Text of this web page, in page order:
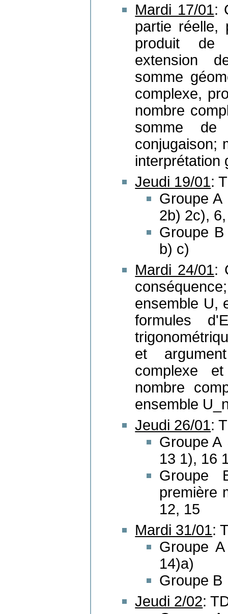
Mardi 17/01:
partie réelle,
produit de
extension
somme
complexe,
nombre
somme de
conjugaison;
interprétation
Jeudi 19/01:
Groupe
2b) 2c),
Groupe
b) c)
Mardi 24/01:
ensemble U,
formules
et
complexe
nombre
ensemble
Jeudi 26/01:
Groupe
13 1), 16
Groupe
première
12, 15
Mardi 31/01:
Groupe
14)a)
Groupe
Jeudi 2/02: